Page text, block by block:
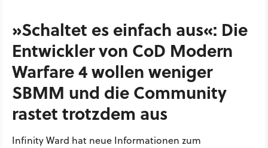
»Schaltet es einfach aus«: Die
Entwickler von CoD Modern
Warfare 4 wollen weniger
SBMM und die Community
rastet trotzdem aus
Infinity Ward hat neue Informationen zum